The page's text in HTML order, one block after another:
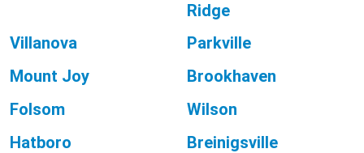
Ridge
Villanova
Parkville
Mount Joy
Brookhaven
Folsom
Wilson
Hatboro
Breinigsville